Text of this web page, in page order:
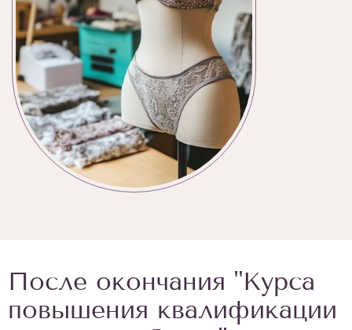
После окончания "Курса
повышения квалификации